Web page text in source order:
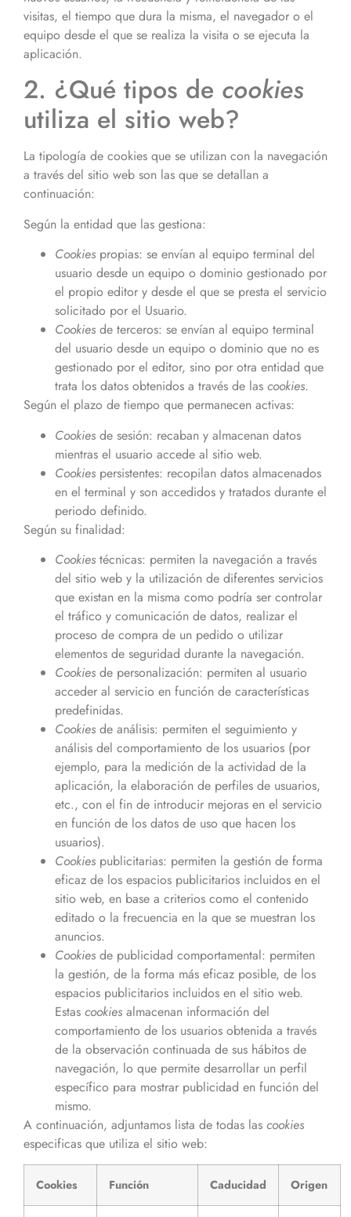
visitas, el tiempo que dura la misma, el navegador o el
equipo desde el que se realiza la visita o se ejecuta la
aplicación.
2. ¿Qué tipos de cookies
utiliza el sitio web?
La tipología de cookies que se utilizan con la navegación
a través del sitio web son las que se detallan a
continuación:
Según la entidad que las gestiona:
Cookies propias: se envían al equipo terminal del
usuario desde un equipo o dominio gestionado por
el propio editor y desde el que se presta el servicio
solicitado por el Usuario.
Cookies de terceros: se envían al equipo terminal
del usuario desde un equipo o dominio que no es
gestionado por el editor, sino por otra entidad que
trata los datos obtenidos a través de las cookies.
Según el plazo de tiempo que permanecen activas:
Cookies de sesión: recaban y almacenan datos
mientras el usuario accede al sitio web.
Cookies persistentes: recopilan datos almacenados
en el terminal y son accedidos y tratados durante el
periodo definido.
Según su finalidad:
Cookies técnicas: permiten la navegación a través
del sitio web y la utilización de diferentes servicios
que existan en la misma como podría ser controlar
el tráfico y comunicación de datos, realizar el
proceso de compra de un pedido o utilizar
elementos de seguridad durante la navegación.
Cookies de personalización: permiten al usuario
acceder al servicio en función de características
predefinidas.
Cookies de análisis: permiten el seguimiento y
análisis del comportamiento de los usuarios (por
ejemplo, para la medición de la actividad de la
aplicación, la elaboración de perfiles de usuarios,
etc., con el fin de introducir mejoras en el servicio
en función de los datos de uso que hacen los
usuarios).
Cookies publicitarias: permiten la gestión de forma
eficaz de los espacios publicitarios incluidos en el
sitio web, en base a criterios como el contenido
editado o la frecuencia en la que se muestran los
anuncios.
Cookies de publicidad comportamental: permiten
la gestión, de la forma más eficaz posible, de los
espacios publicitarios incluidos en el sitio web.
Estas cookies almacenan información del
comportamiento de los usuarios obtenida a través
de la observación continuada de sus hábitos de
navegación, lo que permite desarrollar un perfil
específico para mostrar publicidad en función del
mismo.
A continuación, adjuntamos lista de todas las cookies
especificas que utiliza el sitio web:
Cookies Función Caducidad Origen